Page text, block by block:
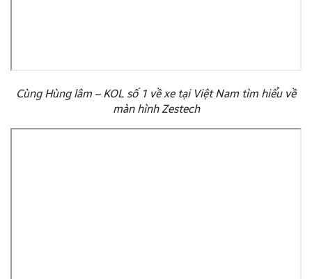
Cùng Hùng lâm – KOL số 1 về xe tại Việt Nam tìm hiểu về
màn hình Zestech